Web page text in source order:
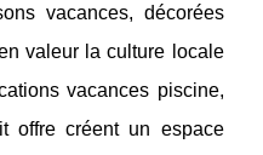
vacances, décorées
valeur la culture locale
vacances piscine,
offre créent un espace